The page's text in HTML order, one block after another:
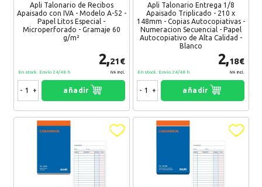
Apli Talonario de Recibos
Apaisado con IVA - Modelo A-52 -
Papel Litos Especial -
Microperforado - Gramaje 60
g/m²
2,21€
IVA Incl.
En stock. Envío 24/48 h
- + añadir
Apli Talonario Entrega 1/8
Apaisado Triplicado - 210 x
148mm - Copias Autocopiativas -
Numeracion Secuencial - Papel
Autocopiativo de Alta Calidad -
Blanco
2,18€
IVA Incl.
En stock. Envío 24/48 h
- + añadir